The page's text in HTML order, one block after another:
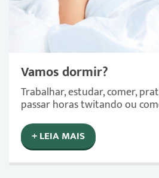
Vamos dormir?
Trabalhar, estudar, comer,
passar horas twitando ou
+ LEIA MAIS